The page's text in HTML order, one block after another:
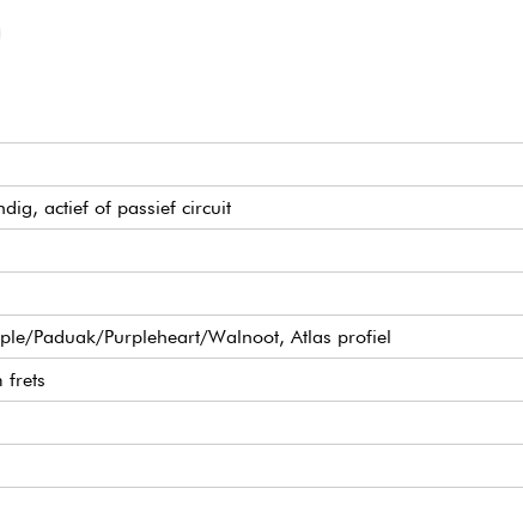
actief of passief circuit
Paduak/Purpleheart/Walnoot, Atlas profiel
frets